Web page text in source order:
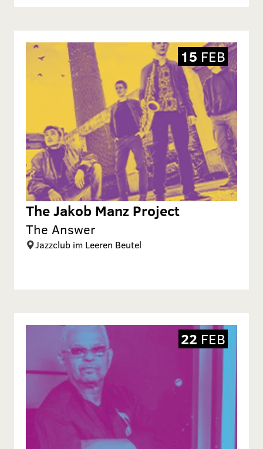
The Jakob Manz Project
The Answer
Jazzclub im Leeren Beutel
15 FEB
22 FEB